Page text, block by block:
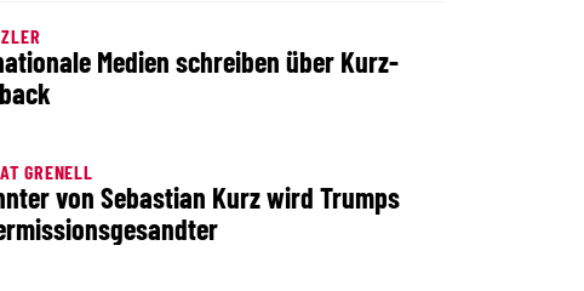
Medien schreiben über Kurz-
GRENELL
von Sebastian Kurz wird Trumps